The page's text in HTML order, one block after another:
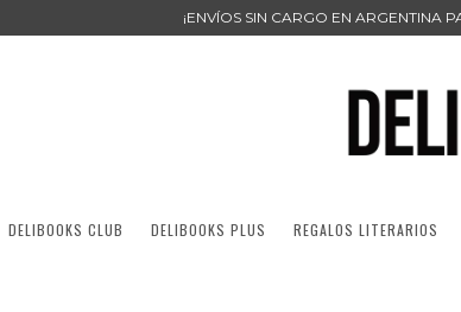
¡ENVÍOS SIN CARGO EN ARGENTINA
DELIBOOKS CLUB DELIBOOKS PLUS REGALOS LITERARIOS